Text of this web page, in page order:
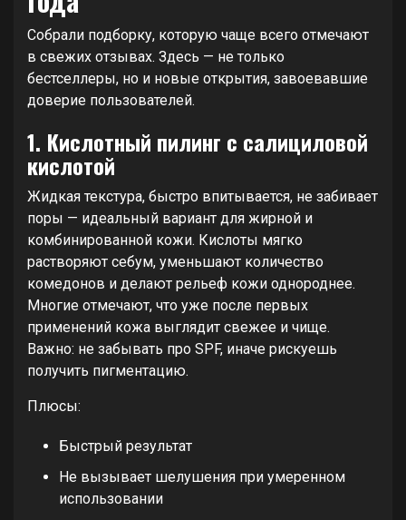
Собрали подборку, которую чаще всего отмечают
в свежих отзывах. Здесь — не только
бестселлеры, но и новые открытия, завоевавшие
доверие пользователей.
1. Кислотный пилинг с салициловой
кислотой
Жидкая текстура, быстро впитывается, не забивает
поры — идеальный вариант для жирной и
комбинированной кожи. Кислоты мягко
растворяют себум, уменьшают количество
комедонов и делают рельеф кожи однороднее.
Многие отмечают, что уже после первых
применений кожа выглядит свежее и чище.
Важно: не забывать про SPF, иначе рискуешь
получить пигментацию.
Плюсы:
Быстрый результат
Не вызывает шелушения при умеренном
использовании